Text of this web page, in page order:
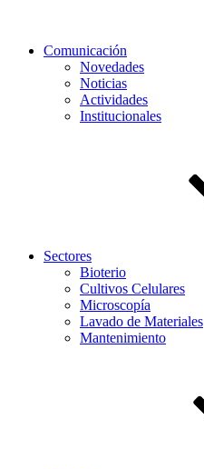
Comunicación
Novedades
Noticias
Actividades
Institucionales
Sectores
Bioterio
Cultivos Celulares
Microscopía
Lavado de Materiales
Mantenimiento